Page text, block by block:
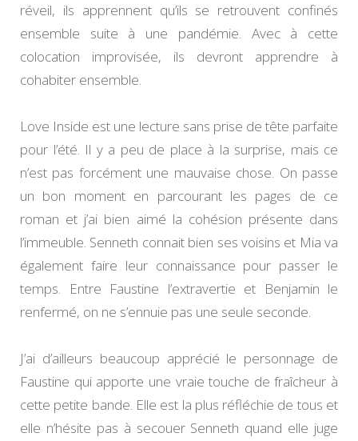
réveil, ils apprennent qu’ils se retrouvent confinés
ensemble suite à une pandémie. Avec à cette
colocation improvisée, ils devront apprendre à
cohabiter ensemble.
Love Inside est une lecture sans prise de tête parfaite
pour l’été. Il y a peu de place à la surprise, mais ce
n’est pas forcément une mauvaise chose. On passe
un bon moment en parcourant les pages de ce
roman et j’ai bien aimé la cohésion présente dans
l’immeuble. Senneth connait bien ses voisins et Mia va
également faire leur connaissance pour passer le
temps. Entre Faustine l’extravertie et Benjamin le
renfermé, on ne s’ennuie pas une seule seconde.
J’ai d’ailleurs beaucoup apprécié le personnage de
Faustine qui apporte une vraie touche de fraîcheur à
cette petite bande. Elle est la plus réfléchie de tous et
elle n’hésite pas à secouer Senneth quand elle juge